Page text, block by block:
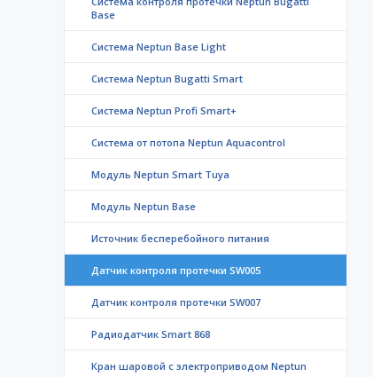
Base
Система Neptun Base Light
Система Neptun Bugatti Smart
Система Neptun Profi Smart+
Система от потопа Neptun Aquacontrol
Модуль Neptun Smart Tuya
Модуль Neptun Base
Источник бесперебойного питания
Датчик контроля протечки SW005
Датчик контроля протечки SW007
Радиодатчик Smart 868
Кран шаровой с электроприводом Neptun